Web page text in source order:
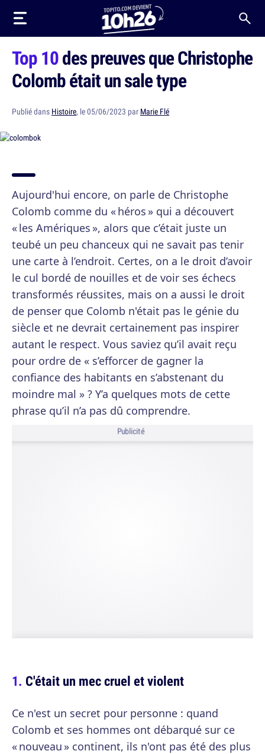
Top 10des preuves que Christophe
Colomb était un sale type
Publié dans Histoire, le 05/06/2023 par Marie Flé
Aujourd'hui encore, on parle de Christophe
Colomb comme du « héros » qui a découvert
« les Amériques », alors que c’était juste un
teubé un peu chanceux qui ne savait pas tenir
une carte à l’endroit. Certes, on a le droit d’avoir
le cul bordé de nouilles et de voir ses échecs
transformés réussites, mais on a aussi le droit
de penser que Colomb n'était pas le génie du
siècle et ne devrait certainement pas inspirer
autant le respect. Vous saviez qu’il avait reçu
pour ordre de « s’efforcer de gagner la
confiance des habitants en s’abstenant du
moindre mal » ? Y’a quelques mots de cette
phrase qu’il n’a pas dû comprendre.
Publicité
C'était un mec cruel et violent
Ce n'est un secret pour personne : quand
Colomb et ses hommes ont débarqué sur ce
« nouveau » continent, ils n'ont pas été des plus